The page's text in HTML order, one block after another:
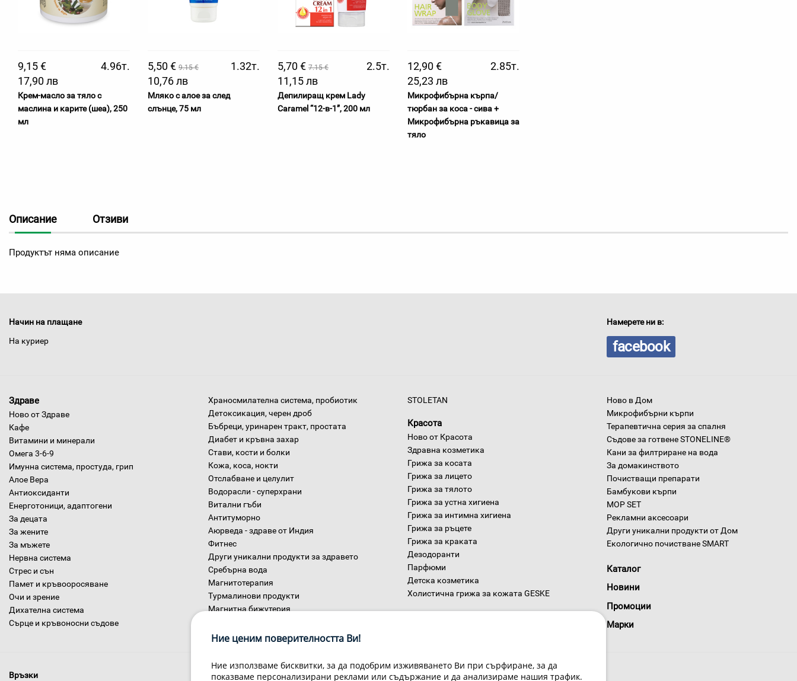
9,15 €
4.96т.
17,90 лв
Крем-масло за тяло с
маслина и карите (шеа), 250
мл
5,50 € 9.15 €
1.32т.
10,76 лв
Мляко с алое за след
слънце, 75 мл
5,70 € 7.15 €
2.5т.
11,15 лв
Депилиращ крем Lady
Caramel “12-в-1”, 200 мл
12,90 €
2.85т.
25,23 лв
Микрофибърна кърпа/
тюрбан за коса - сива +
Микрофибърна ръкавица за
тяло
Описание Отзиви
Продуктът няма описание
Начин на плащане
На куриер
Намерете ни в:
facebook
Здраве
Ново от Здраве
Кафе
Витамини и минерали
Омега 3-6-9
Имунна система, простуда, грип
Алое Вера
Антиоксиданти
Енерготоници, адаптогени
За децата
За жените
За мъжете
Нервна система
Стрес и сън
Памет и кръвооросяване
Очи и зрение
Дихателна система
Сърце и кръвоносни съдове
Храносмилателна система, пробиотик
Детоксикация, черен дроб
Бъбреци, уринарен тракт, простата
Диабет и кръвна захар
Стави, кости и болки
Кожа, коса, нокти
Отслабване и целулит
Водорасли - суперхрани
Витални гъби
Антитуморно
Аюрведа - здраве от Индия
Фитнес
Други уникални продукти за здравето
Сребърна вода
Магнитотерапия
Турмалинови продукти
Магнитна бижутерия
STOLETAN
Красота
Ново от Красота
Здравна козметика
Грижа за косата
Грижа за лицето
Грижа за тялото
Грижа за устна хигиена
Грижа за интимна хигиена
Грижа за ръцете
Грижа за краката
Дезодоранти
Парфюми
Детска козметика
Холистична грижа за кожата GESKE
Ново в Дом
Микрофибърни кърпи
Терапевтична серия за спалня
Съдове за готвене STONELINE®
Кани за филтриране на вода
За домакинството
Почистващи препарати
Бамбукови кърпи
MOP SET
Рекламни аксесоари
Други уникални продукти от Дом
Екологично почистване SMART
Каталог
Новини
Промоции
Марки
Връзки
Ние ценим поверителността Ви!
Ние използваме бисквитки, за да подобрим изживяването Ви при сърфиране, за да
показваме персонализирани реклами или съдържание и да анализираме нашия трафик.